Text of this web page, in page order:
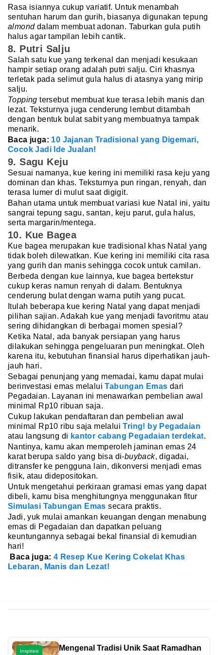
Rasa isiannya cukup variatif. Untuk menambah
sentuhan harum dan gurih, biasanya digunakan tepung
almonddalam membuat adonan. Taburkan gula putih
halus agar tampilan lebih cantik.
8. Putri Salju
Salah satu kue yang terkenal dan menjadi kesukaan
hampir setiap orang adalah putri salju. Ciri khasnya
terletak pada selimut gula halus di atasnya yang mirip
salju.
Toppingtersebut membuat kue terasa lebih manis dan
lezat. Teksturnya juga cenderung lembut ditambah
dengan bentuk bulat sabit yang membuatnya tampak
menarik.
Baca juga: 10 Jajanan Tradisional yang Digemari,
Cocok Jadi Ide Jualan!
9. Sagu Keju
Sesuai namanya, kue kering ini memiliki rasa keju yang
dominan dan khas. Teksturnya pun ringan, renyah, dan
terasa lumer di mulut saat digigit.
Bahan utama untuk membuat variasi kue Natal ini, yaitu
sangrai tepung sagu, santan, keju parut, gula halus,
serta margarin/mentega.
10. Kue Bagea
Kue bagea merupakan kue tradisional khas Natal yang
tidak boleh dilewatkan. Kue kering ini memiliki cita rasa
yang gurih dan manis sehingga cocok untuk camilan.
Berbeda dengan kue lainnya, kue bagea bertekstur
cukup keras namun renyah di dalam. Bentuknya
cenderung bulat dengan warna putih yang pucat.
Itulah beberapa kue kering Natal yang dapat menjadi
pilihan sajian. Adakah kue yang menjadi favoritmu atau
sering dihidangkan di berbagai momen spesial?
Ketika Natal, ada banyak persiapan yang harus
dilakukan sehingga pengeluaran pun meningkat. Oleh
karena itu, kebutuhan finansial harus diperhatikan jauh-
jauh hari.
Sebagai penunjang yang memadai, kamu dapat mulai
berinvestasi emas melaluiTabungan Emas dari
Pegadaian. Layanan ini menawarkan pembelian awal
minimal Rp10 ribuan saja.
Cukup lakukan pendaftaran dan pembelian awal
minimal Rp10 ribu saja melaluiTring! by Pegadaian
atau langsung di kantor cabang Pegadaian terdekat.
Nantinya, kamu akan memperoleh jaminan emas 24
karat berupa saldo yang bisa di-buyback, digadai,
ditransfer ke pengguna lain, dikonversi menjadi emas
fisik, atau didepositokan.
Untuk mengetahui perkiraan gramasi emas yang dapat
dibeli, kamu bisa menghitungnya menggunakan fitur
Simulasi Tabungan Emas secara praktis.
Jadi, yuk mulai amankan keuangan dengan menabung
emas di Pegadaian dan dapatkan peluang
keuntungannya sebagai bekal finansial di kemudian
hari!
Baca juga: 4 Resep Kue Kering Cokelat Khas
Lebaran, Manis dan Lezat!
Inspirasi
Mengenal Tradisi Unik Saat Ramadhan